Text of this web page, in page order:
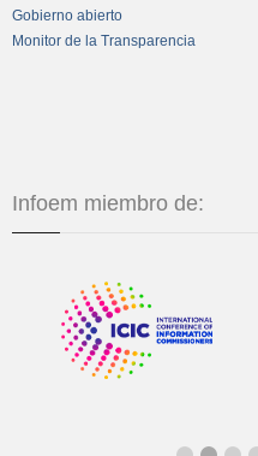
Gobierno abierto
Monitor de la Transparencia
Infoem miembro de: